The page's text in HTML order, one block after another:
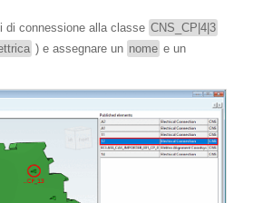
di connessione alla classe CNS_CP|4|3
) e assegnare un nome e un